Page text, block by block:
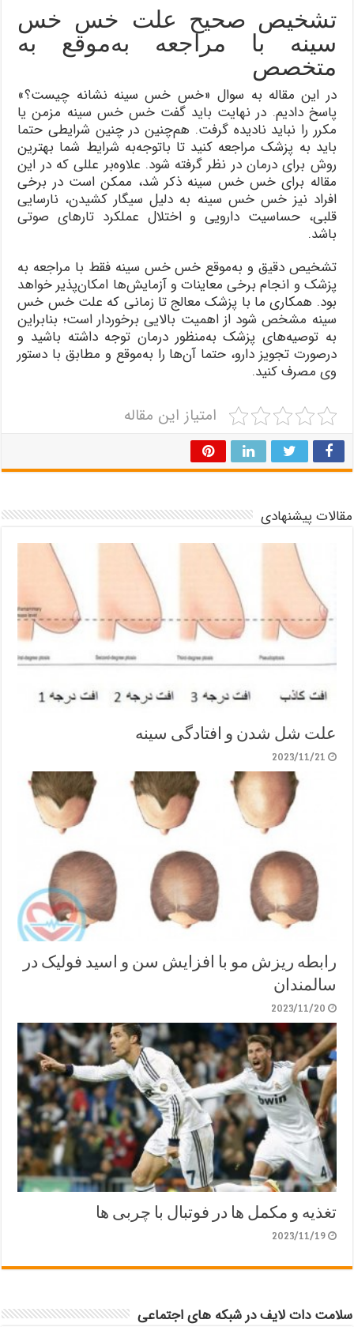
تشخیص صحیح علت خس خس
سینه با مراجعه به‌موقع به
متخصص
در این مقاله به سوال «خس خس سینه نشانه چیست؟»
پاسخ دادیم. در نهایت باید گفت خس خس سینه مزمن یا
مکرر را نباید نادیده گرفت. هم‌چنین در چنین شرایطی حتما
باید به پزشک مراجعه کنید تا با‌توجه‌به شرایط شما بهترین
روش برای درمان در نظر گرفته شود. علاوه‌بر عللی که در این
مقاله برای خس خس سینه ذکر شد، ممکن است در برخی
افراد نیز خس خس سینه به دلیل سیگار کشیدن، نارسایی
قلبی، حساسیت دارویی و اختلال عملکرد تارهای صوتی
باشد.
تشخیص دقیق و به‌موقع خس خس سینه فقط با مراجعه به
پزشک و انجام برخی معاینات و آزمایش‌ها امکان‌پذیر خواهد
بود. همکاری ما با پزشک معالج تا زمانی که علت خس خس
سینه مشخص شود از اهمیت بالایی برخوردار است؛ بنابراین
به توصیه‌های پزشک به‌منظور درمان توجه داشته باشید و
در‌صورت تجویز دارو، حتما آن‌ها را به‌موقع و مطابق با دستور
وی مصرف کنید.
امتیاز این مقاله
مقالات پیشنهادی
علت شل شدن و افتادگی سینه
2023/11/21
رابطه ریزش مو با افزایش سن و اسید فولیک در
سالمندان
2023/11/20
تغذیه و مکمل ها در فوتبال با چربی ها
2023/11/19
سلامت دات لایف در شبکه های اجتماعی